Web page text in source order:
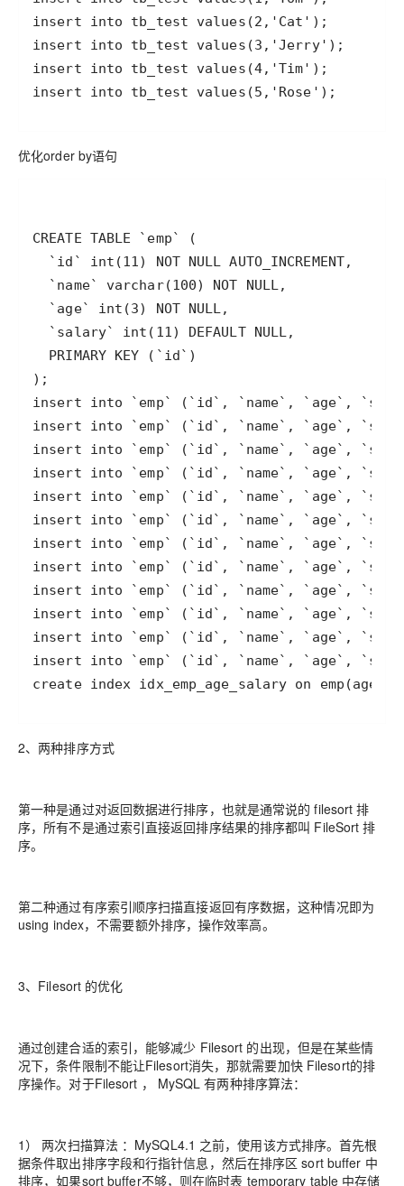
insert into tb_test values(5,'Rose');
优化order by语句
create index idx_emp_age_salary on
2、两种排序方式
第一种是通过对返回数据进行排序，也就是通常说的 filesort 排
序，所有不是通过索引直接返回排序结果的排序都叫 FileSort 排
序。
第二种通过有序索引顺序扫描直接返回有序数据，这种情况即为
using index，不需要额外排序，操作效率高。
3、Filesort 的优化
通过创建合适的索引，能够减少 Filesort 的出现，但是在某些情
况下，条件限制不能让Filesort消失，那就需要加快 Filesort的排
序操作。对于Filesort ， MySQL 有两种排序算法：
1） 两次扫描算法 ：MySQL4.1 之前，使用该方式排序。首先根
据条件取出排序字段和行指针信息，然后在排序区 sort buffer 中
排序，如果sort buffer不够，则在临时表 temporary table 中存储